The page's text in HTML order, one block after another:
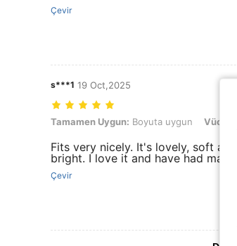
Çevir
s***1 19 Oct,2025
Tamamen Uygun: Boyuta uygun, Vücut Şekli:
Tamamen Uygun: Boyuta uygun Vücut
Fits very nicely. It's lovely, soft
bright. I love it and have had
Çevir